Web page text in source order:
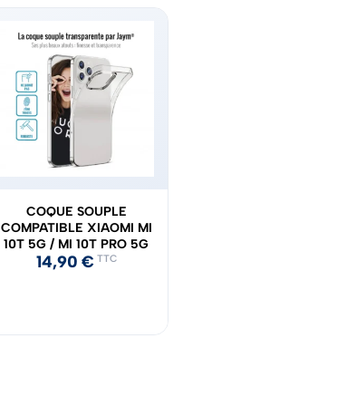
COQUE SOUPLE
COMPATIBLE XIAOMI MI
10T 5G / MI 10T PRO 5G
14,90€ TTC